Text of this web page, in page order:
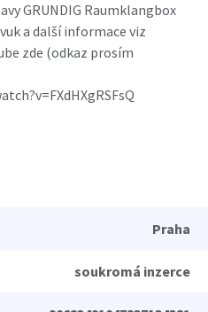
GRUNDIG Raumklangbox
a další informace viz
zde (odkaz prosím
Praha
soukromá inzerce